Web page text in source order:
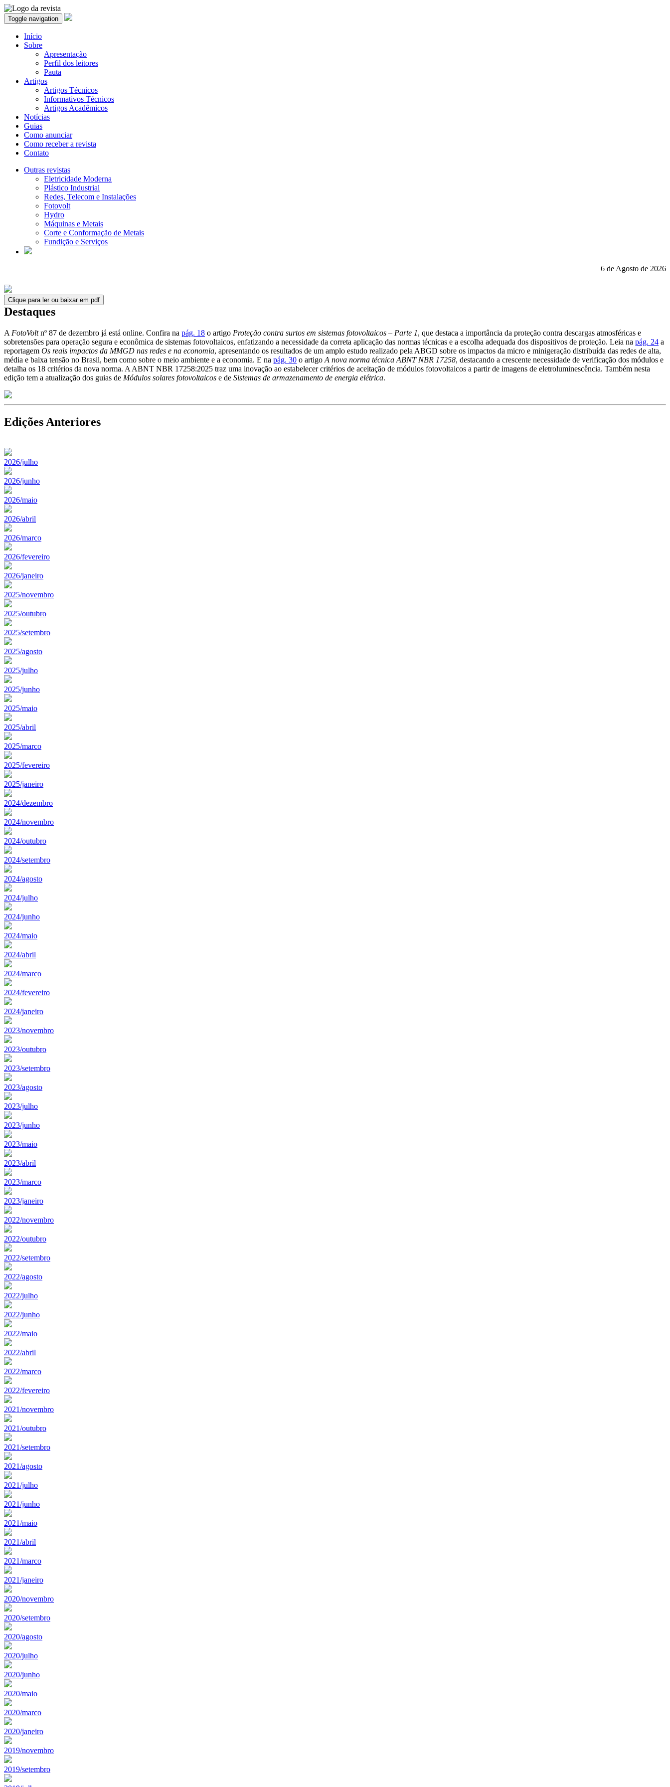
Toggle navigation
Início
Sobre
Apresentação
Perfil dos leitores
Pauta
Artigos
Artigos Técnicos
Informativos Técnicos
Artigos Acadêmicos
Notícias
Guias
Como anunciar
Como receber a revista
Contato
Outras revistas
Eletricidade Moderna
Plástico Industrial
Redes, Telecom e Instalações
Fotovolt
Hydro
Máquinas e Metais
Corte e Conformação de Metais
Fundição e Serviços
6 de Agosto de 2026
Clique para ler ou baixar em pdf
Destaques
A FotoVoltnº 87 de dezembro já está online. Confira na pág. 18 o artigo Proteção contra surtos em sistemas fotovoltaicos – Parte 1, que destaca a importância da proteção contra descargas atmosféricas e
sobretensões para operação segura e econômica de sistemas fotovoltaicos, enfatizando a necessidade da correta aplicação das normas técnicas e a escolha adequada dos dispositivos de proteção. Leia na pág. 24 a
reportagem Os reais impactos da MMGD nas redes e na economia, apresentando os resultados de um amplo estudo realizado pela ABGD sobre os impactos da micro e minigeração distribuída das redes de alta,
média e baixa tensão no Brasil, bem como sobre o meio ambiente e a economia. E na pág. 30 o artigo A nova norma técnica ABNT NBR 17258, destacando a crescente necessidade de verificação dos módulos e
detalha os 18 critérios da nova norma. A ABNT NBR 17258:2025 traz uma inovação ao estabelecer critérios de aceitação de módulos fotovoltaicos a partir de imagens de eletroluminescência. Também nesta
edição tem a atualização dos guias de Módulos solares fotovoltaicos e de Sistemas de armazenamento de energia elétrica.
Edições Anteriores
2026/julho
2026/junho
2026/maio
2026/abril
2026/marco
2026/fevereiro
2026/janeiro
2025/novembro
2025/outubro
2025/setembro
2025/agosto
2025/julho
2025/junho
2025/maio
2025/abril
2025/marco
2025/fevereiro
2025/janeiro
2024/dezembro
2024/novembro
2024/outubro
2024/setembro
2024/agosto
2024/julho
2024/junho
2024/maio
2024/abril
2024/marco
2024/fevereiro
2024/janeiro
2023/novembro
2023/outubro
2023/setembro
2023/agosto
2023/julho
2023/junho
2023/maio
2023/abril
2023/marco
2023/janeiro
2022/novembro
2022/outubro
2022/setembro
2022/agosto
2022/julho
2022/junho
2022/maio
2022/abril
2022/marco
2022/fevereiro
2021/novembro
2021/outubro
2021/setembro
2021/agosto
2021/julho
2021/junho
2021/maio
2021/abril
2021/marco
2021/janeiro
2020/novembro
2020/setembro
2020/agosto
2020/julho
2020/junho
2020/maio
2020/marco
2020/janeiro
2019/novembro
2019/setembro